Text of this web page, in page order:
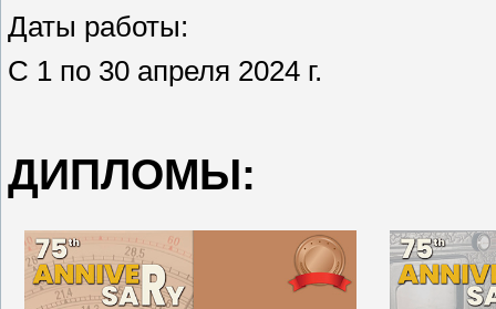
Даты работы:
С 1 по 30 апреля 2024 г.
ДИПЛОМЫ: